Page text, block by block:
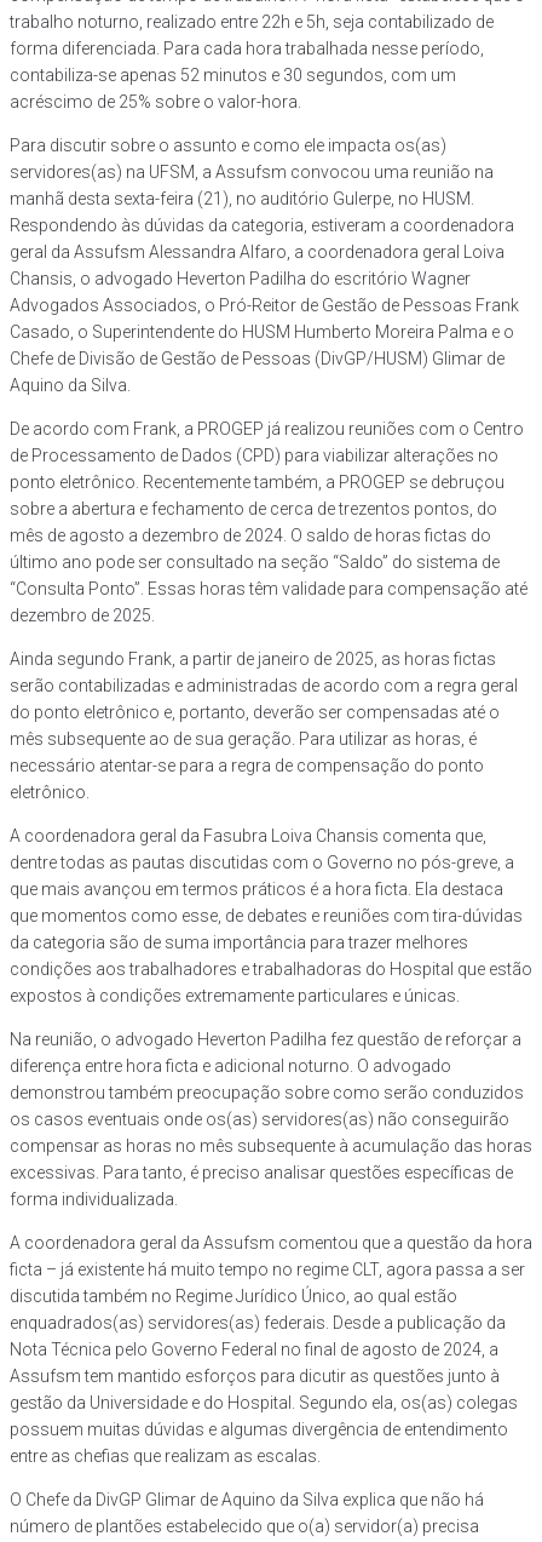
trabalho noturno, realizado entre 22h e 5h, seja contabilizado de
forma diferenciada. Para cada hora trabalhada nesse período,
contabiliza-se apenas 52 minutos e 30 segundos, com um
acréscimo de 25% sobre o valor-hora.
Para discutir sobre o assunto e como ele impacta os(as)
servidores(as) na UFSM, a Assufsm convocou uma reunião na
manhã desta sexta-feira (21), no auditório Gulerpe, no HUSM.
Respondendo às dúvidas da categoria, estiveram a coordenadora
geral da Assufsm Alessandra Alfaro, a coordenadora geral Loiva
Chansis, o advogado Heverton Padilha do escritório Wagner
Advogados Associados, o Pró-Reitor de Gestão de Pessoas Frank
Casado, o Superintendente do HUSM Humberto Moreira Palma e o
Chefe de Divisão de Gestão de Pessoas (DivGP/HUSM) Glimar de
Aquino da Silva.
De acordo com Frank, a PROGEP já realizou reuniões com o Centro
de Processamento de Dados (CPD) para viabilizar alterações no
ponto eletrônico. Recentemente também, a PROGEP se debruçou
sobre a abertura e fechamento de cerca de trezentos pontos, do
mês de agosto a dezembro de 2024. O saldo de horas fictas do
último ano pode ser consultado na seção “Saldo” do sistema de
“Consulta Ponto”. Essas horas têm validade para compensação até
dezembro de 2025.
Ainda segundo Frank, a partir de janeiro de 2025, as horas fictas
serão contabilizadas e administradas de acordo com a regra geral
do ponto eletrônico e, portanto, deverão ser compensadas até o
mês subsequente ao de sua geração. Para utilizar as horas, é
necessário atentar-se para a regra de compensação do ponto
eletrônico.
A coordenadora geral da Fasubra Loiva Chansis comenta que,
dentre todas as pautas discutidas com o Governo no pós-greve, a
que mais avançou em termos práticos é a hora ficta. Ela destaca
que momentos como esse, de debates e reuniões com tira-dúvidas
da categoria são de suma importância para trazer melhores
condições aos trabalhadores e trabalhadoras do Hospital que estão
expostos à condições extremamente particulares e únicas.
Na reunião, o advogado Heverton Padilha fez questão de reforçar a
diferença entre hora ficta e adicional noturno. O advogado
demonstrou também preocupação sobre como serão conduzidos
os casos eventuais onde os(as) servidores(as) não conseguirão
compensar as horas no mês subsequente à acumulação das horas
excessivas. Para tanto, é preciso analisar questões específicas de
forma individualizada.
A coordenadora geral da Assufsm comentou que a questão da hora
ficta – já existente há muito tempo no regime CLT, agora passa a ser
discutida também no Regime Jurídico Único, ao qual estão
enquadrados(as) servidores(as) federais. Desde a publicação da
Nota Técnica pelo Governo Federal no final de agosto de 2024, a
Assufsm tem mantido esforços para dicutir as questões junto à
gestão da Universidade e do Hospital. Segundo ela, os(as) colegas
possuem muitas dúvidas e algumas divergência de entendimento
entre as chefias que realizam as escalas.
O Chefe da DivGP Glimar de Aquino da Silva explica que não há
número de plantões estabelecido que o(a) servidor(a) precisa